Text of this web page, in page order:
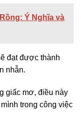
Ý Nghĩa và
đạt được thành
nhẫn.
giấc mơ, điều này
trong công việc